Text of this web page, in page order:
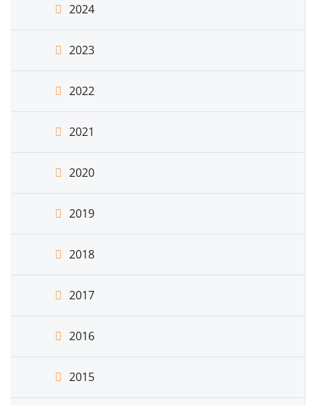
2024
2023
2022
2021
2020
2019
2018
2017
2016
2015